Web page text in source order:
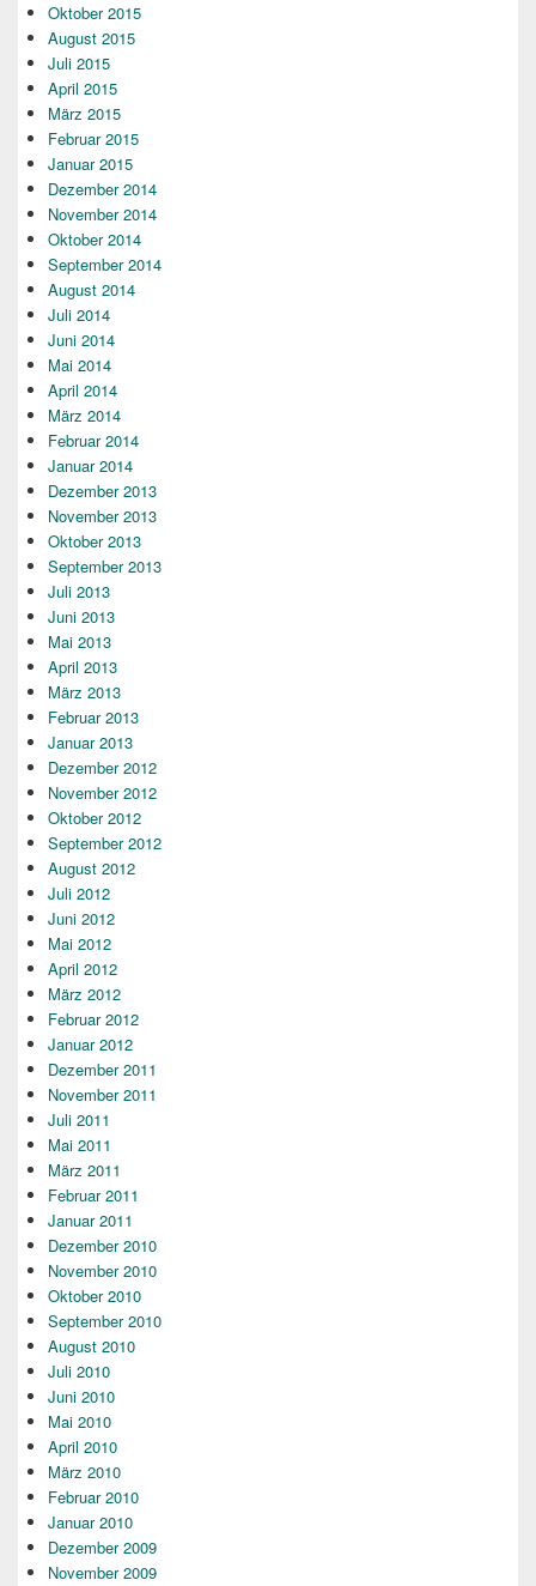
Oktober 2015
August 2015
Juli 2015
April 2015
März 2015
Februar 2015
Januar 2015
Dezember 2014
November 2014
Oktober 2014
September 2014
August 2014
Juli 2014
Juni 2014
Mai 2014
April 2014
März 2014
Februar 2014
Januar 2014
Dezember 2013
November 2013
Oktober 2013
September 2013
Juli 2013
Juni 2013
Mai 2013
April 2013
März 2013
Februar 2013
Januar 2013
Dezember 2012
November 2012
Oktober 2012
September 2012
August 2012
Juli 2012
Juni 2012
Mai 2012
April 2012
März 2012
Februar 2012
Januar 2012
Dezember 2011
November 2011
Juli 2011
Mai 2011
März 2011
Februar 2011
Januar 2011
Dezember 2010
November 2010
Oktober 2010
September 2010
August 2010
Juli 2010
Juni 2010
Mai 2010
April 2010
März 2010
Februar 2010
Januar 2010
Dezember 2009
November 2009